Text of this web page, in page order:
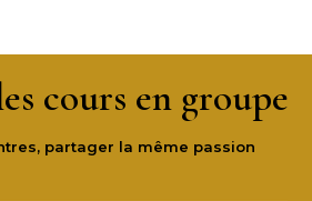
cours en groupe
partager la même passion